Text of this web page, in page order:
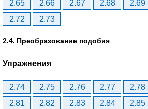
2.65
2.66 2.67 2.68 2.69
2.72
2.73
2.4. Преобразование подобия
Упражнения
2.74 2.75 2.76 2.77 2.78
2.81
2.82 2.83 2.84 2.85